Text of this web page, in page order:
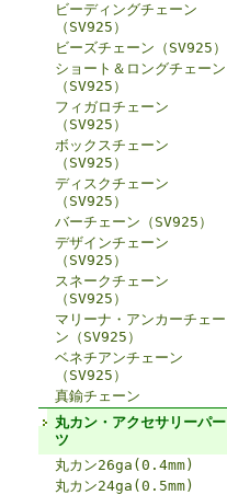
ビーディングチェーン
（SV925）
ビーズチェーン（SV925）
ショート＆ロングチェーン
（SV925）
フィガロチェーン
（SV925）
ボックスチェーン
（SV925）
ディスクチェーン
（SV925）
バーチェーン（SV925）
デザインチェーン
（SV925）
スネークチェーン
（SV925）
マリーナ・アンカーチェー
ン（SV925）
ベネチアンチェーン
（SV925）
真鍮チェーン
丸カン・アクセサリーパー
ツ
丸カン26ga(0.4mm)
丸カン24ga(0.5mm)